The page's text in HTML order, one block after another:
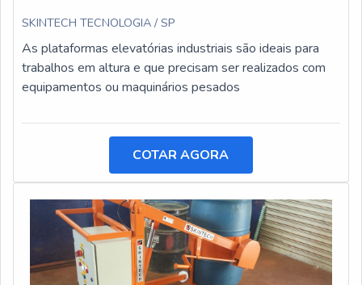
SKINTECH TECNOLOGIA / SP
As plataformas elevatórias industriais são ideais para
trabalhos em altura e que precisam ser realizados com
equipamentos ou maquinários pesados
COTAR AGORA